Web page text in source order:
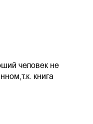
человек не
книга